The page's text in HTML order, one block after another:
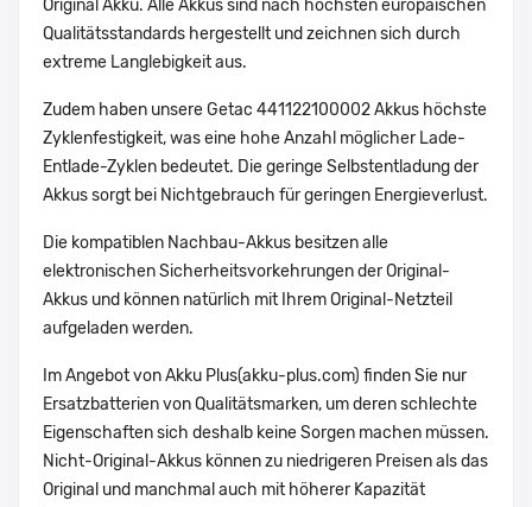
Original Akku. Alle Akkus sind nach höchsten europäischen
Qualitätsstandards hergestellt und zeichnen sich durch
extreme Langlebigkeit aus.
Zudem haben unsere Getac 441122100002 Akkus höchste
Zyklenfestigkeit, was eine hohe Anzahl möglicher Lade-
Entlade-Zyklen bedeutet. Die geringe Selbstentladung der
Akkus sorgt bei Nichtgebrauch für geringen Energieverlust.
Die kompatiblen Nachbau-Akkus besitzen alle
elektronischen Sicherheitsvorkehrungen der Original-
Akkus und können natürlich mit Ihrem Original-Netzteil
aufgeladen werden.
Im Angebot von Akku Plus(akku-plus.com) finden Sie nur
Ersatzbatterien von Qualitätsmarken, um deren schlechte
Eigenschaften sich deshalb keine Sorgen machen müssen.
Nicht-Original-Akkus können zu niedrigeren Preisen als das
Original und manchmal auch mit höherer Kapazität